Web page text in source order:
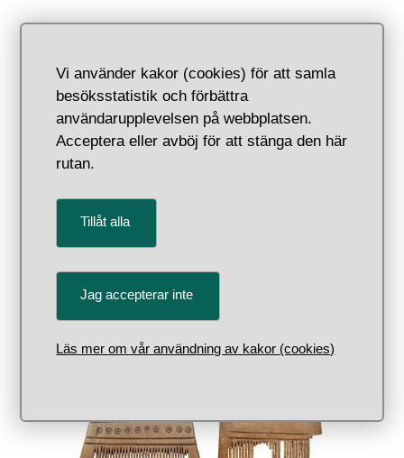
Vi använder kakor (cookies) för att samla
besöksstatistik och förbättra
användarupplevelsen på webbplatsen.
Acceptera eller avböj för att stänga den här
rutan.
Tillåt alla
Jag accepterar inte
Läs mer om vår användning av kakor (cookies)
,
1